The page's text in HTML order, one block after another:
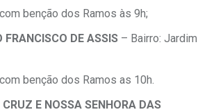
benção dos Ramos às 9h;
FRANCISCO DE ASSIS – Bairro: Jardim
benção dos Ramos as 10h.
E NOSSA SENHORA DAS